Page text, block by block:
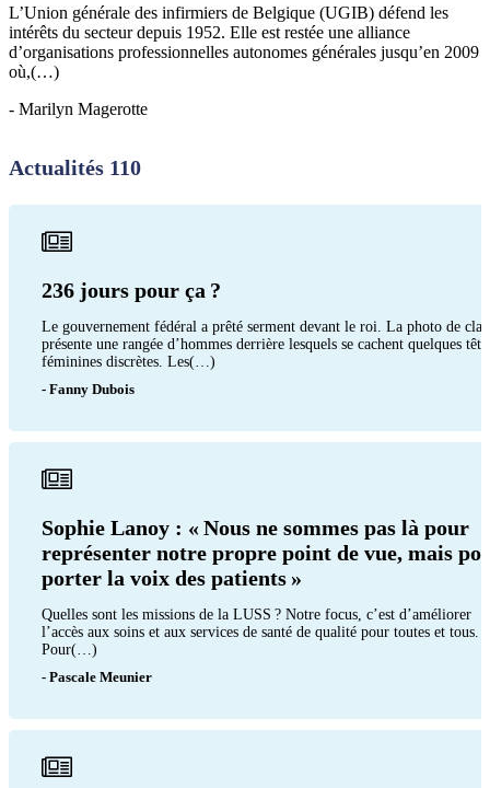
L’Union générale des infirmiers de Belgique (UGIB) défend les
intérêts du secteur depuis 1952. Elle est restée une alliance
d’organisations professionnelles autonomes générales jusqu’en 2009
où,(…)
- Marilyn Magerotte
Actualités 110
236 jours pour ça ?
Le gouvernement fédéral a prêté serment devant le roi. La photo de
présente une rangée d’hommes derrière lesquels se cachent quelques
féminines discrètes. Les(…)
- Fanny Dubois
Sophie Lanoy : « Nous ne sommes pas là pour
représenter notre propre point de vue, mais
porter la voix des patients »
Quelles sont les missions de la LUSS ? Notre focus, c’est d’améliorer
l’accès aux soins et aux services de santé de qualité pour toutes et tous.
Pour(…)
- Pascale Meunier